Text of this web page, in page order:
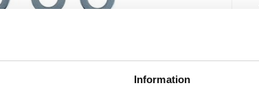
Information